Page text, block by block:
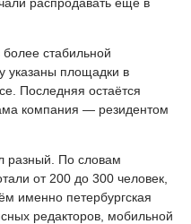
стабильной
указаны площадки в
Последняя остаётся
компания — резидентом
разный. По словам
от 200 до 300 человек,
именно петербургская
редакторов, мобильной